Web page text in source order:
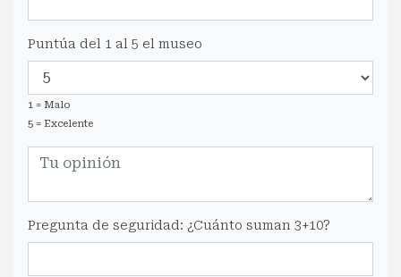
Puntúa del 1 al 5 el museo
1 = Malo
5 = Excelente
Pregunta de seguridad: ¿Cuánto suman 3+10?